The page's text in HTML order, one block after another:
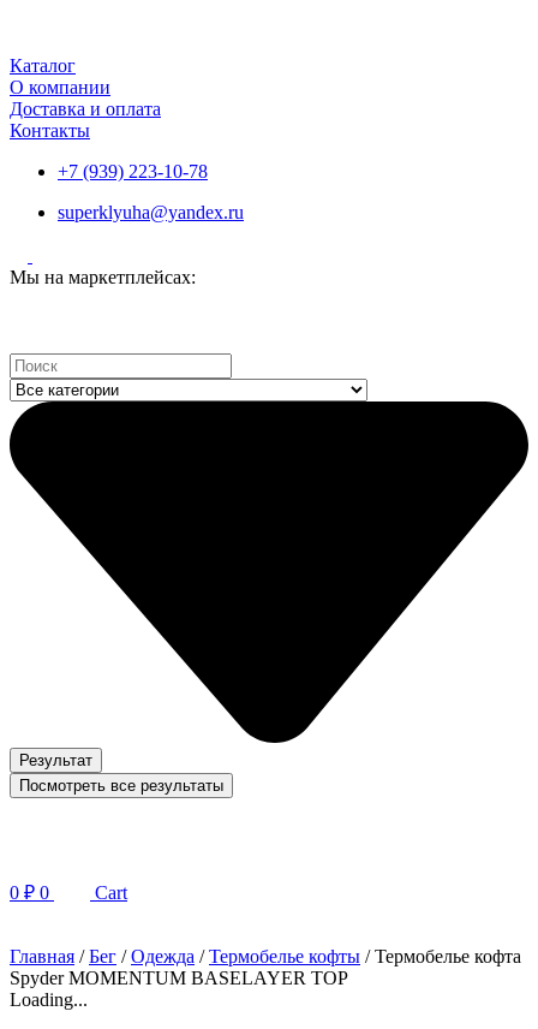
Каталог
О компании
Доставка и оплата
Контакты
+7 (939) 223-10-78
superklyuha@yandex.ru
Мы на маркетплейсах:
Search
...
Результат
Посмотреть все результаты
0 ₽ 0 Cart
Главная /Бег /Одежда /Термобелье кофты / Термобелье кофта
Spyder MOMENTUM BASELAYER TOP
Loading...